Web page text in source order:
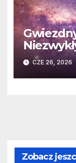
CZE 26, 2026
Zobacz